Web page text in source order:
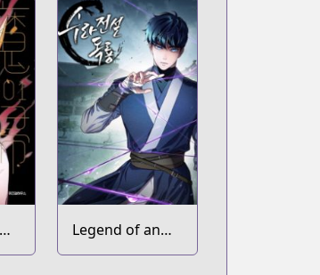
Legend of an
Asura: The